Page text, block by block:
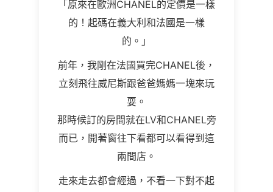
「原來在歐洲CHANEL的定價是一樣
的！起碼在義大利和法國是一樣
的。」
前年，我剛在法國買完CHANEL後，
立刻飛往威尼斯跟爸爸媽媽一塊來玩
耍。
那時候訂的房間就在LV和CHANEL旁
而已，開著窗往下看都可以看得到這
兩間店。
走來走去都會經過，不看一下對不起